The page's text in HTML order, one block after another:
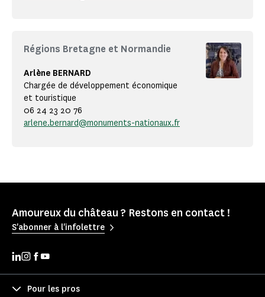
Régions Bretagne et Normandie
Arlène BERNARD
Chargée de développement économique
et touristique
06 24 23 20 76
arlene.bernard@monuments-nationaux.fr
Amoureux du château ? Restons en contact !
S'abonner à l'infolettre
Pour les pros